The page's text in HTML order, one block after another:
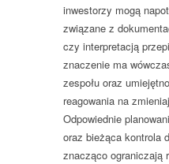
inwestorzy mogą
związane z
czy interpretacją
znaczenie ma
zespołu oraz
reagowania na
Odpowiednie
oraz bieżąca kontrola
znacząco ograniczają